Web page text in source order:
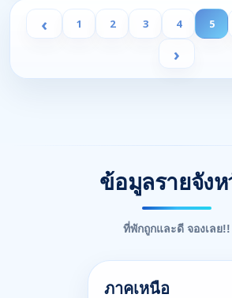
‹ 1 2 3 4 5
›
ข้อมูลรายจัง
ที่พักถูกและดี จองเลย!!
ภาคเหนือ